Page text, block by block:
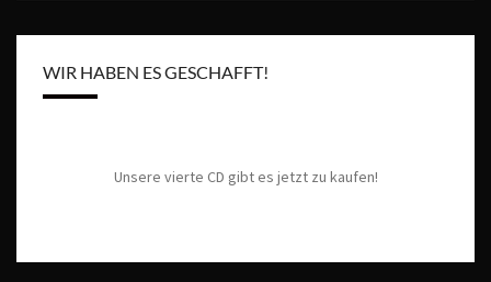
WIR HABEN ES GESCHAFFT!
Unsere vierte CD gibt es jetzt zu kaufen!